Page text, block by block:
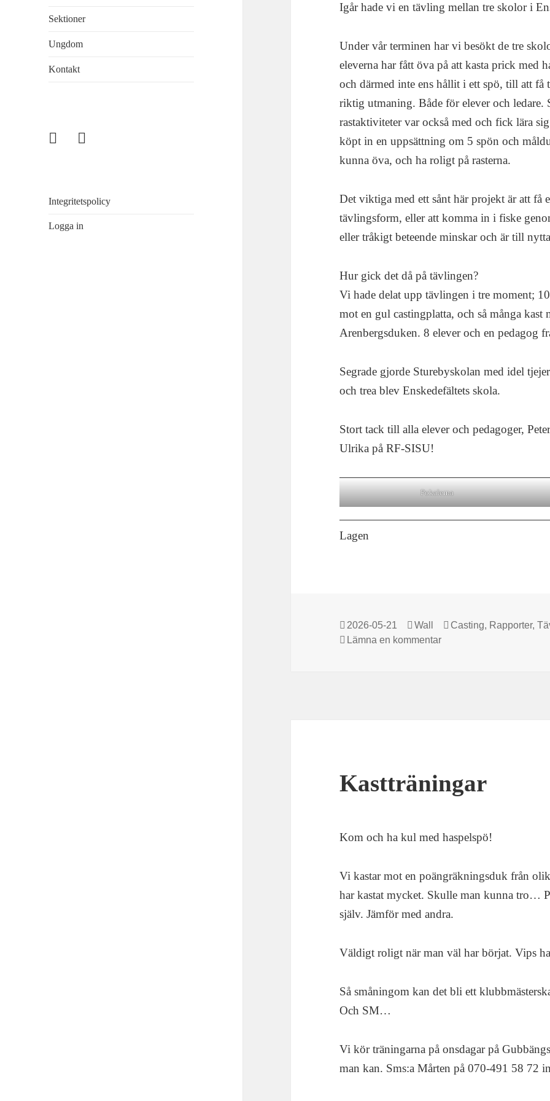
Sektioner
Ungdom
Kontakt
EnskedeFiske
Integritetspolicy
Logga in
Igår hade vi en tävling mellan tre skolor i
Under vår terminen har vi besökt de tre
eleverna har fått öva på att kasta prick med
och därmed inte ens hållit i ett spö, till att få
riktig utmaning. Både för elever och ledare.
rastaktiviteter var också med och fick lära
köpt in en uppsättning om 5 spön och
kunna öva, och ha roligt på rasterna.
Det viktiga med ett sånt här projekt är att få
tävlingsform, eller att komma in i fiske
eller tråkigt beteende minskar och är till
Hur gick det då på tävlingen?
Vi hade delat upp tävlingen i tre moment;
mot en gul castingplatta, och så många
Arenbergsduken. 8 elever och en pedagog
Segrade gjorde Sturebyskolan med idel
och trea blev Enskedefältets skola.
Stort tack till alla elever och pedagoger,
Ulrika på RF-SISU!
Pokalerna
Lagen
Postat
2026-05-21 Författare
Wall Kategorier
Casting, Rapporter,
Lämna en kommentartill Guldpluggen
Kastträningar
Kom och ha kul med haspelspö!
Vi kastar mot en poängräkningsduk från
har kastat mycket. Skulle man kunna tro…
själv. Jämför med andra.
Väldigt roligt när man väl har börjat. Vips
Så småningom kan det bli ett
Och SM…
Vi kör träningarna på onsdagar på
man kan. Sms:a Mårten på 070-491 58 72